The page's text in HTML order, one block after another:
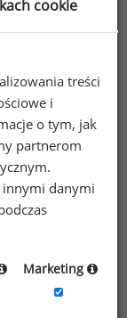
cookie
treści
i
o tym, jak
partnerom
innymi danymi
Marketing